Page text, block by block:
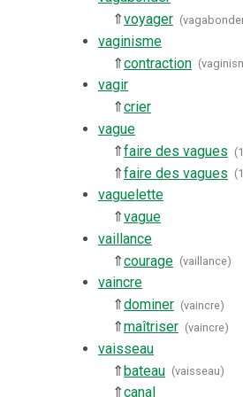
⇑voyager (
vaginisme
⇑contraction (
vagir
⇑crier
vague
⇑faire des vagues (
⇑faire des vagues (
vaguelette
⇑vague
vaillance
⇑courage (vaillance)
vaincre
⇑dominer (vaincre)
⇑maîtriser (vaincre)
vaisseau
⇑bateau (vaisseau)
⇑canal